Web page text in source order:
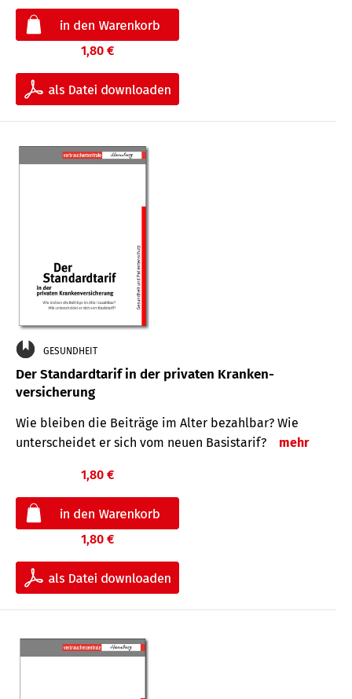
1,80 €
GESUNDHEIT
Der Standard­tarif in der privaten Kranken­
versicherung
Wie bleiben die Beiträge im Alter bezahlbar? Wie
unterscheidet er sich vom neuen Basistarif?
mehr
1,80 €
1,80 €